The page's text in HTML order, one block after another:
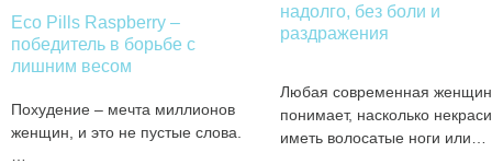
Eco Pills Raspberry –
победитель в борьбе с
лишним весом
Похудение – мечта миллионов
женщин, и это не пустые слова.
надолго, без боли и
раздражения
Любая современная
понимает, насколько
иметь волосатые ноги или…